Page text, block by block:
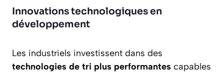
Innovations technologiques en
développement
Les industriels investissent dans des
technologies de tri plus performantes capables